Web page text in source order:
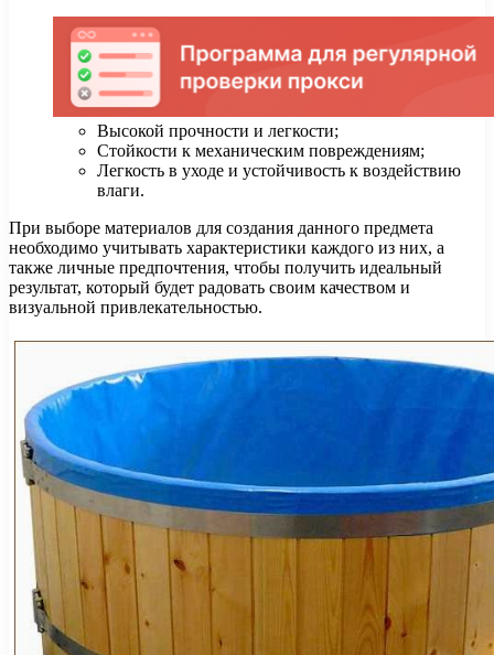
Высокой прочности и легкости;
Стойкости к механическим повреждениям;
Легкость в уходе и устойчивость к воздействию
влаги.
При выборе материалов для создания данного предмета
необходимо учитывать характеристики каждого из них, а
также личные предпочтения, чтобы получить идеальный
результат, который будет радовать своим качеством и
визуальной привлекательностью.